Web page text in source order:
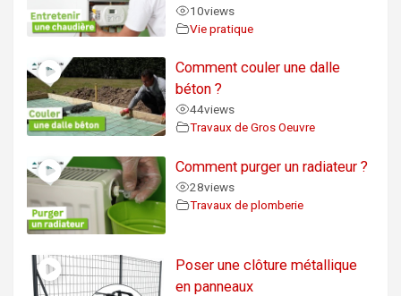
10views
Vie pratique
Comment couler une dalle
béton ?
44views
Travaux de Gros Oeuvre
Comment purger un radiateur ?
28views
Travaux de plomberie
Poser une clôture métallique
en panneaux